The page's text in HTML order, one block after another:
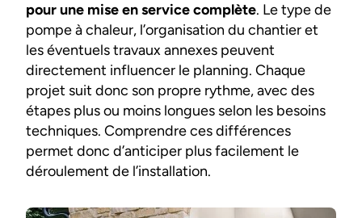
pour une mise en service complète. Le type de
pompe à chaleur, l’organisation du chantier et
les éventuels travaux annexes peuvent
directement influencer le planning. Chaque
projet suit donc son propre rythme, avec des
étapes plus ou moins longues selon les besoins
techniques. Comprendre ces différences
permet donc d’anticiper plus facilement le
déroulement de l’installation.